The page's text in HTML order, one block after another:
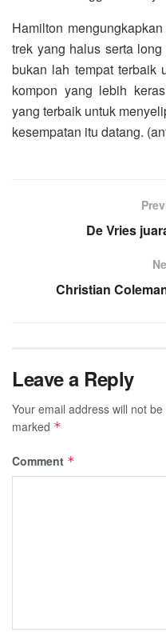
Hamilton
trek yang halus serta
bukan lah tempat terbaik
kompon yang lebih
yang terbaik untuk
kesempatan itu datang.
De Vries
Christian
Leave a Reply
Your email address will not
marked *
Comment *